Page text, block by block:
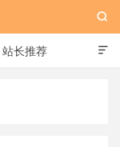

站长推荐
